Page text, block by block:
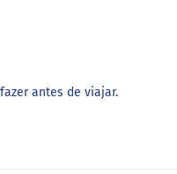
antes de viajar.